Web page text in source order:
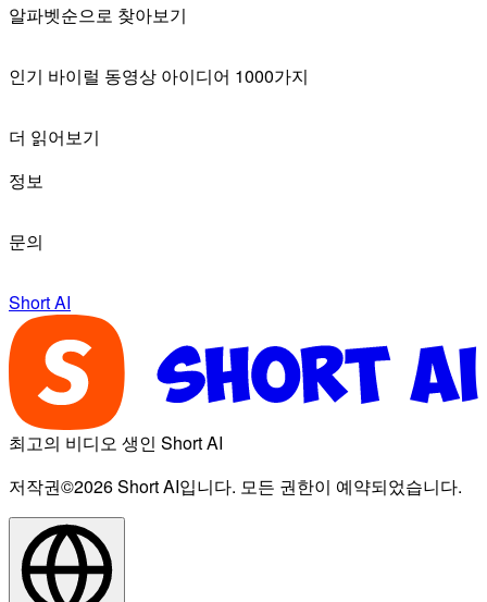
알파벳순으로 찾아보기
인기 바이럴 동영상 아이디어 1000가지
더 읽어보기
정보
문의
Short AI
최고의 비디오 생인 Short AI
저작권©2026 Short AI입니다. 모든 권한이 예약되었습니다.